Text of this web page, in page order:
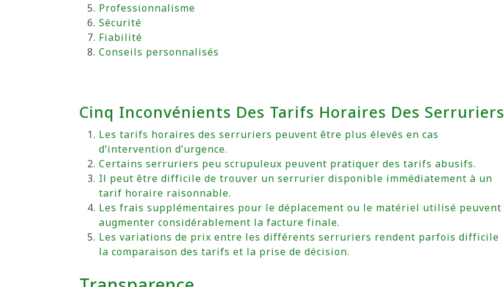
Professionnalisme
Sécurité
Fiabilité
Conseils personnalisés
Cinq Inconvénients Des Tarifs Horaires Des Serruriers
Les tarifs horaires des serruriers peuvent être plus élevés en cas
d’intervention d’urgence.
Certains serruriers peu scrupuleux peuvent pratiquer des tarifs abusifs.
Il peut être difficile de trouver un serrurier disponible immédiatement à un
tarif horaire raisonnable.
Les frais supplémentaires pour le déplacement ou le matériel utilisé peuvent
augmenter considérablement la facture finale.
Les variations de prix entre les différents serruriers rendent parfois difficile
la comparaison des tarifs et la prise de décision.